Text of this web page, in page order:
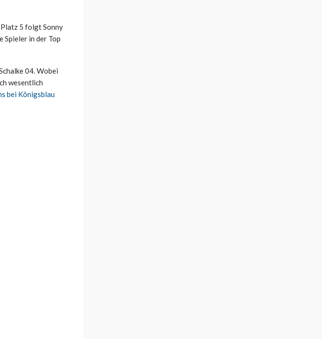
Platz 5 folgt Sonny
Spieler in der Top
04. Wobei
wesentlich
bei Königsblau